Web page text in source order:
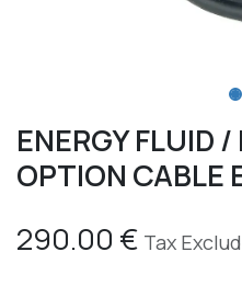
ENERGY FLUID
OPTION CABLE
290.00 € Tax